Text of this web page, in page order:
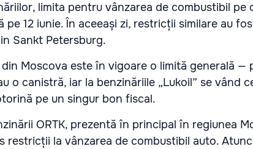
limita pentru vânzarea de combustibil pe
12 iunie. În aceeași zi, restricții similare au
Sankt Petersburg.
Moscova este în vigoare o limită generală —
o canistră, iar la benzinăriile „Lukoil” se vând
pe un singur bon fiscal.
ORTK, prezentă în principal în regiunea
restricții la vânzarea de combustibil auto.